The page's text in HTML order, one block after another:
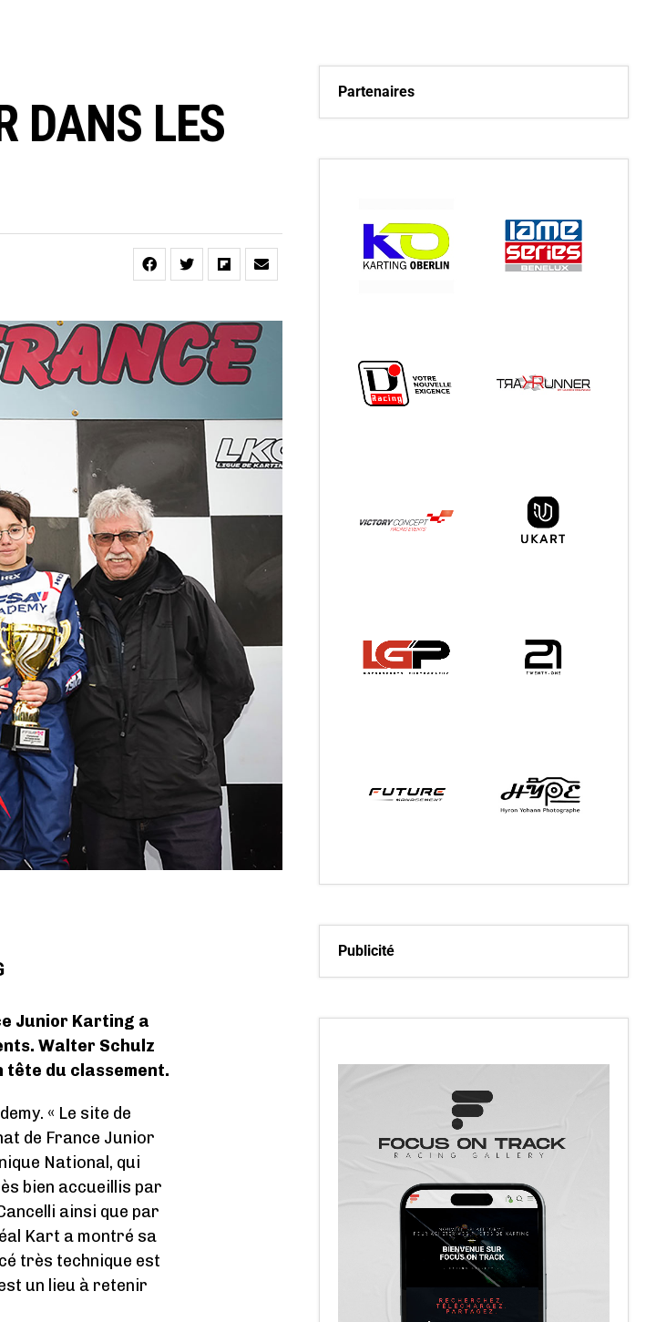
DANS LES
Junior Karting a
Walter Schulz
tête du classement.
« Le site de
de France Junior
National, qui
bien accueillis par
ainsi que par
Kart a montré sa
très technique est
un lieu à retenir
Partenaires
Publicité